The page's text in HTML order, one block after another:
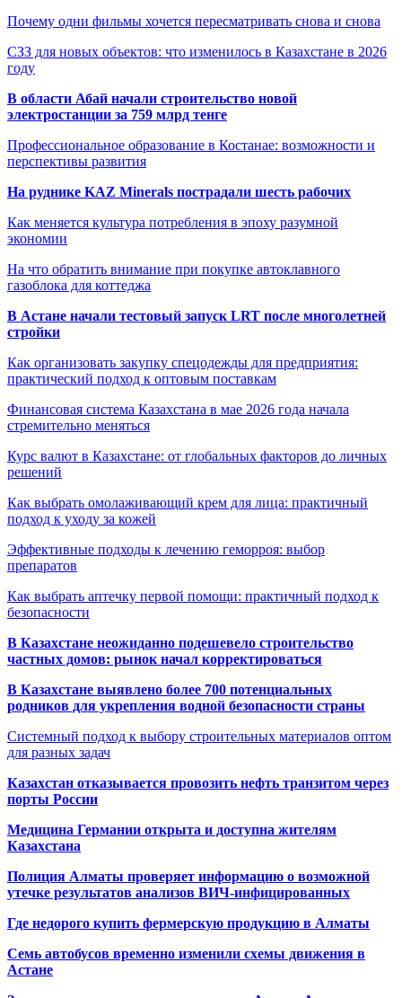
Почему одни фильмы хочется пересматривать снова и снова
СЗЗ для новых объектов: что изменилось в Казахстане в 2026
году
В области Абай начали строительство новой
электростанции за 759 млрд тенге
Профессиональное образование в Костанае: возможности и
перспективы развития
На руднике KAZ Minerals пострадали шесть рабочих
Как меняется культура потребления в эпоху разумной
экономии
На что обратить внимание при покупке автоклавного
газоблока для коттеджа
В Астане начали тестовый запуск LRT после многолетней
стройки
Как организовать закупку спецодежды для предприятия:
практический подход к оптовым поставкам
Финансовая система Казахстана в мае 2026 года начала
стремительно меняться
Курс валют в Казахстане: от глобальных факторов до личных
решений
Как выбрать омолаживающий крем для лица: практичный
подход к уходу за кожей
Эффективные подходы к лечению геморроя: выбор
препаратов
Как выбрать аптечку первой помощи: практичный подход к
безопасности
В Казахстане неожиданно подешевело строительство
частных домов: рынок начал корректироваться
В Казахстане выявлено более 700 потенциальных
родников для укрепления водной безопасности страны
Системный подход к выбору строительных материалов оптом
для разных задач
Казахстан отказывается провозить нефть транзитом через
порты России
Медицина Германии открыта и доступна жителям
Казахстана
Полиция Алматы проверяет информацию о возможной
утечке результатов анализов ВИЧ-инфицированных
Где недорого купить фермерскую продукцию в Алматы
Семь автобусов временно изменили схемы движения в
Астане